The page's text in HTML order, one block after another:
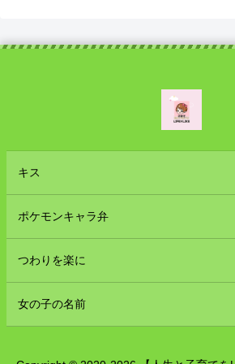
キス
ポケモンキャラ弁
つわりを楽に
女の子の名前